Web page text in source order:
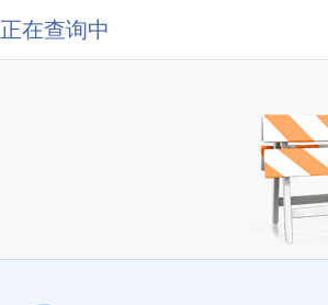
正在查询中